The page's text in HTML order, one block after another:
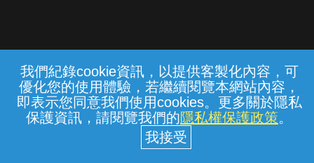
我們紀錄cookie資訊，以提供客製化內容，可
優化您的使用體驗，若繼續閱覽本網站內容，
即表示您同意我們使用cookies。更多關於隱私
保護資訊，請閱覽我們的隱私權保護政策。
常見問題 線上客服 服務條款 隱私權保護
中華電信股份有限公司個人家庭分公司
(統一編號：96979949) © 2026
{{notifyMsg}}